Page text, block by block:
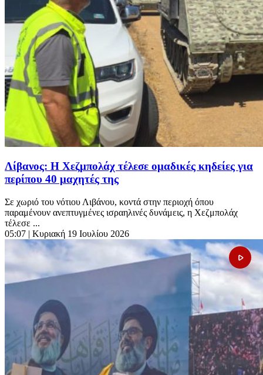
Λίβανος: Η Χεζμπολάχ τέλεσε ομαδικές κηδείες για
περίπου 40 μαχητές της
Σε χωριό του νότιου Λιβάνου, κοντά στην περιοχή όπου
παραμένουν ανεπτυγμένες ισραηλινές δυνάμεις, η Χεζμπολάχ
τέλεσε ...
05:07 | Κυριακή 19 Ιουλίου 2026